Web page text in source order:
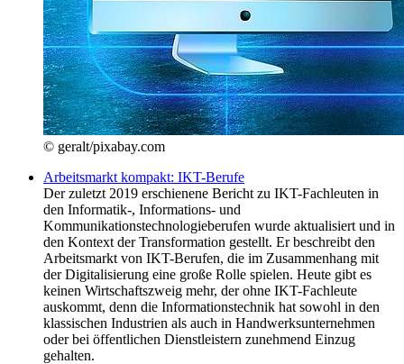
© geralt/pixabay.com
Arbeitsmarkt kompakt: IKT-Berufe
Der zuletzt 2019 erschienene Bericht zu IKT-Fachleuten in
den Informatik-, Informations- und
Kommunikationstechnologieberufen wurde aktualisiert und in
den Kontext der Transformation gestellt. Er beschreibt den
Arbeitsmarkt von IKT-Berufen, die im Zusammenhang mit
der Digitalisierung eine große Rolle spielen. Heute gibt es
keinen Wirtschaftszweig mehr, der ohne IKT-Fachleute
auskommt, denn die Informationstechnik hat sowohl in den
klassischen Industrien als auch in Handwerksunternehmen
oder bei öffentlichen Dienstleistern zunehmend Einzug
gehalten.